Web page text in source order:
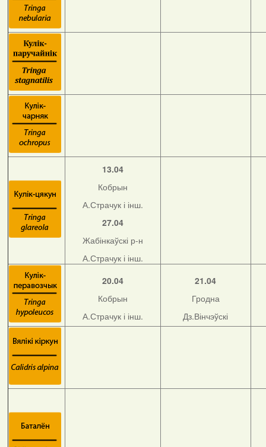
13.04
Кобрын
А.Страчук і інш.
27.04
Жабінкаўскі р-н
А.Страчук і інш.
20.04
Кобрын
А.Страчук і інш.
21.04
Гродна
Дз.Вінчэўскі